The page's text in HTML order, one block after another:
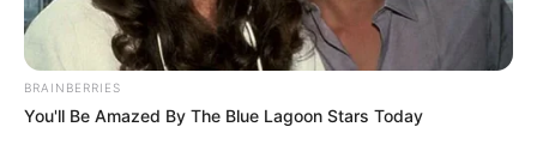
BRAINBERRIES
You'll Be Amazed By The Blue Lagoon Stars Today